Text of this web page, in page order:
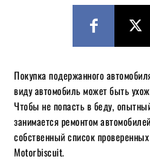
Покупка подержанного
виду автомобиль может быть
Чтобы не попасть в беду,
занимается ремонтом
собственный список
Motorbiscuit.